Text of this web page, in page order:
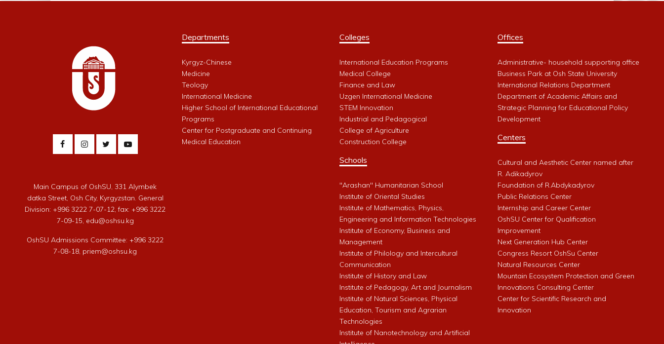
Main Campus of OshSU, 331 Alymbek
datka Street, Osh City, Kyrgyzstan. General
Division: +996 3222 7-07-12, fax: +996 3222
7-09-15, edu@oshsu.kg
OshSU Admissions Committee: +996 3222
7-08-18, priem@oshsu.kg
Departments
Kyrgyz-Chinese
Medicine
Teology
International Medicine
Higher School of International Educational
Programs
Center for Postgraduate and Continuing
Medical Education
Colleges
International Education Programs
Medical College
Finance and Law
Uzgen International Medicine
STEM Innovation
Industrial and Pedagogical
College of Agriculture
Construction College
Schools
"Arashan" Humanitarian School
Institute of Oriental Studies
Institute of Mathematics, Physics,
Engineering and Information Technologies
Institute of Economy, Business and
Management
Institute of Philology and Intercultural
Communication
Institute of History and Law
Institute of Pedagogy, Art and Journalism
Institute of Natural Sciences, Physical
Education, Tourism and Agrarian
Technologies
Institute of Nanotechnology and Artificial
Offices
Administrative- household supporting office
Business Park at Osh State University
International Relations Department
Department of Academic Affairs and
Strategic Planning for Educational Policy
Development
Centers
Cultural and Aesthetic Center named after
R. Adikadyrov
Foundation of R.Abdykadyrov
Public Relations Center
Internship and Career Center
OshSU Center for Qualification
Improvement
Next Generation Hub Center
Congress Resort OshSu Center
Natural Resources Center
Mountain Ecosystem Protection and Green
Innovations Consulting Center
Center for Scientific Research and
Innovation